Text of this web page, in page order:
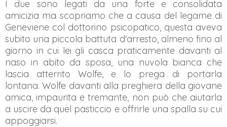
I due sono legati da una forte e consolidata
amicizia ma scopriamo che a causa del legame di
Geneviene col dottorino psicopatico, questa aveva
subito una piccola battuta d'arresto, almeno fino al
giorno in cui lei gli casca praticamente davanti al
naso in abito da sposa, una nuvola bianca che
lascia atterrito Wolfe, e lo prega di portarla
lontana. Wolfe davanti alla preghiera della giovane
amica, impaurita e tremante, non può che aiutarla
a uscire da quel pasticcio e offrirle una spalla su cui
appoggiarsi.